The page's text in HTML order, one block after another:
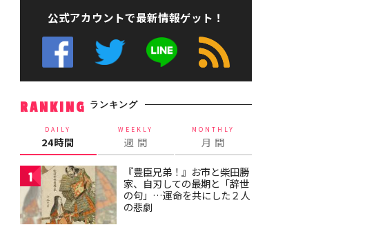
公式アカウントで最新情報ゲット！
RANKING ランキング
DAILY
24時間
WEEKLY
週 間
MONTHLY
月 間
1
『豊臣兄弟！』お市と柴田勝
家、自刃しての最期と「辞世
の句」…運命を共にした２人
の悲劇